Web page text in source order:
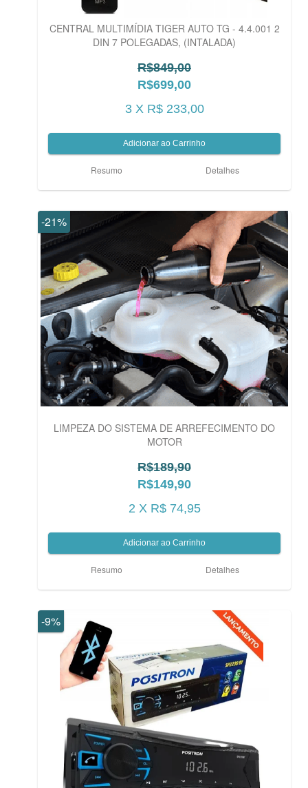
CENTRAL MULTIMÍDIA TIGER AUTO TG - 4.4.001 2
DIN 7 POLEGADAS, (INTALADA)
R$849,00
R$699,00
3 X R$ 233,00
Resumo Detalhes
-21%
LIMPEZA DO SISTEMA DE ARREFECIMENTO DO
MOTOR
R$189,90
R$149,90
2 X R$ 74,95
Resumo Detalhes
-9%